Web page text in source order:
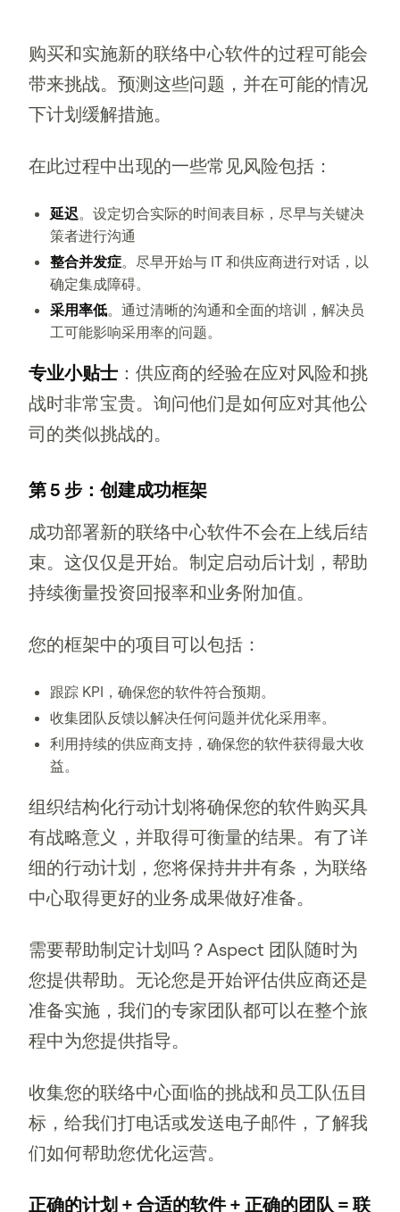
购买和实施新的联络中心软件的过程可能会
带来挑战。预测这些问题，并在可能的情况
下计划缓解措施。
在此过程中出现的一些常见风险包括：
延迟。设定切合实际的时间表目标，尽早与关键决
策者进行沟通
整合并发症。尽早开始与 IT 和供应商进行对话，以
确定集成障碍。
采用率低。通过清晰的沟通和全面的培训，解决员
工可能影响采用率的问题。
专业小贴士 ：供应商的经验在应对风险和挑
战时非常宝贵。询问他们是如何应对其他公
司的类似挑战的。
第 5 步：创建成功框架
成功部署新的联络中心软件不会在上线后结
束。这仅仅是开始。制定启动后计划，帮助
持续衡量投资回报率和业务附加值。
您的框架中的项目可以包括：
跟踪 KPI，确保您的软件符合预期。
收集团队反馈以解决任何问题并优化采用率。
利用持续的供应商支持，确保您的软件获得最大收
益。
组织结构化行动计划将确保您的软件购买具
有战略意义，并取得可衡量的结果。有了详
细的行动计划，您将保持井井有条，为联络
中心取得更好的业务成果做好准备。
需要帮助制定计划吗？Aspect 团队随时为
您提供帮助。无论您是开始评估供应商还是
准备实施，我们的专家团队都可以在整个旅
程中为您提供指导。
收集您的联络中心面临的挑战和员工队伍目
标，给我们打电话或发送电子邮件，了解我
们如何帮助您优化运营。
正确的计划 + 合适的软件 + 正确的团队 = 联